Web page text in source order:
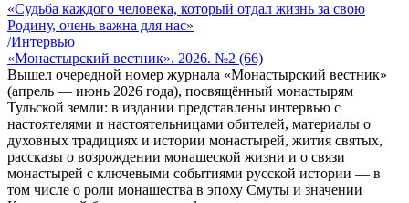
«Судьба каждого человека, который отдал жизнь за свою
Родину, очень важна для нас»
/Интервью
«Монастырский вестник». 2026. №2 (66)
Вышел очередной номер журнала «Монастырский вестник»
(апрель — июнь 2026 года), посвящённый монастырям
Тульской земли: в издании представлены интервью с
настоятелями и настоятельницами обителей, материалы о
духовных традициях и истории монастырей, жития святых,
рассказы о возрождении монашеской жизни и о связи
монастырей с ключевыми событиями русской истории — в
том числе о роли монашества в эпоху Смуты и значении